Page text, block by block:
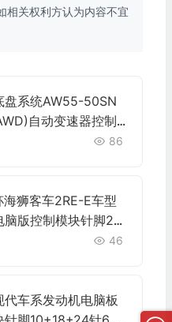
相关权利方认为内容不宜
盘系统AW55-50SN
自动变速器控制
42针端子
86
海狮客车2RE-E车型
脑版控制模块针脚26
端子图
46
代车系发动机电脑板